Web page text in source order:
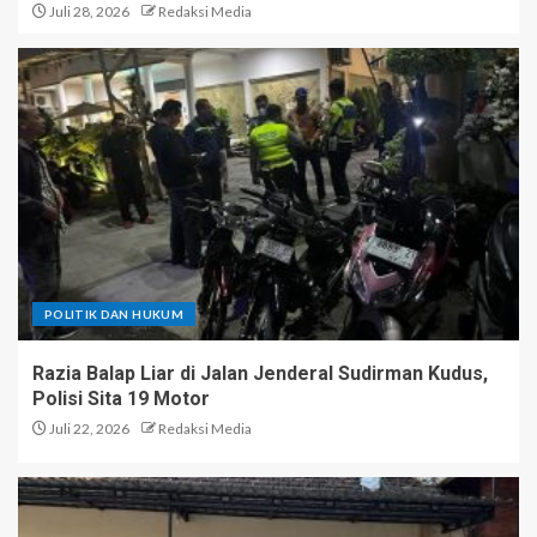
Juli 28, 2026 Redaksi Media
POLITIK DAN HUKUM
Razia Balap Liar di Jalan Jenderal Sudirman Kudus,
Polisi Sita 19 Motor
Juli 22, 2026 Redaksi Media